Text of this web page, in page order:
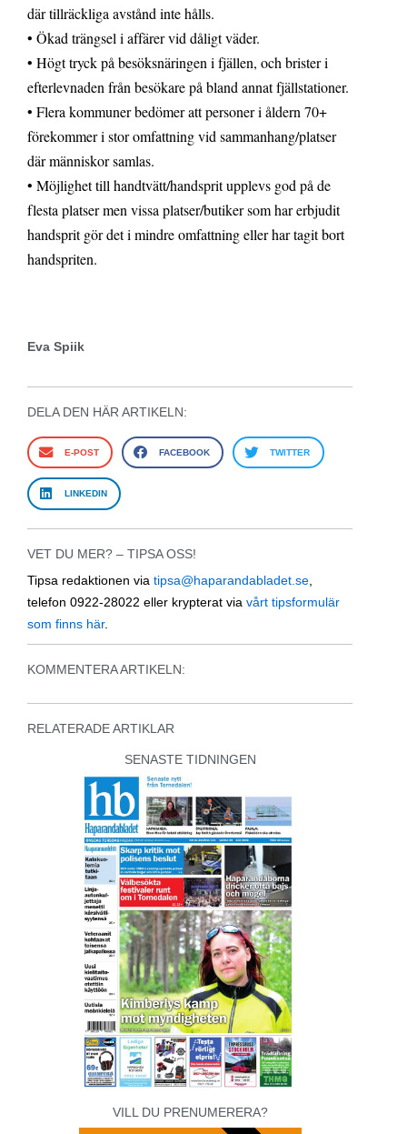
där tillräckliga avstånd inte hålls.
• Ökad trängsel i affärer vid dåligt väder.
• Högt tryck på besöksnäringen i fjällen, och brister i
efterlevnaden från besökare på bland annat fjällstationer.
• Flera kommuner bedömer att personer i åldern 70+
förekommer i stor omfattning vid sammanhang/platser
där människor samlas.
• Möjlighet till handtvätt/handsprit upplevs god på de
flesta platser men vissa platser/butiker som har erbjudit
handsprit gör det i mindre omfattning eller har tagit bort
handspriten.
Eva Spiik
DELA DEN HÄR ARTIKELN:
E-POST FACEBOOK TWITTER
LINKEDIN
VET DU MER? – TIPSA OSS!
Tipsa redaktionen via tipsa@haparandabladet.se
telefon 0922-28022 eller krypterat via vårt tipsformulär
som finns här.
KOMMENTERA ARTIKELN:
RELATERADE ARTIKLAR
SENASTE TIDNINGEN
VILL DU PRENUMERERA?